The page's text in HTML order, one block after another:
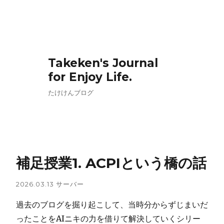
Takeken's Journal
for Enjoy Life.
たけけんブログ
補足授業1. ACPIという橋の話
2026.03.13 サーバー
過去のブログを掘り起こして、当時分からずじまいだ
ったことをAIニキの力を借りて解決していくシリー